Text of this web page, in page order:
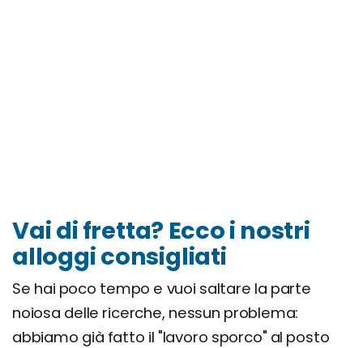
Vai di fretta? Ecco i nostri
alloggi consigliati
Se hai poco tempo e vuoi saltare la parte
noiosa delle ricerche, nessun problema:
abbiamo già fatto il "lavoro sporco" al posto